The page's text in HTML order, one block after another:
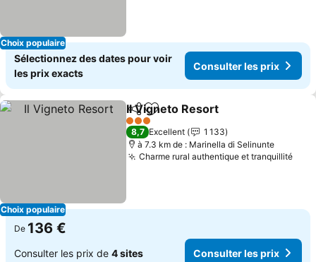
Choix populaire
Sélectionnez des dates pour voir
les prix exacts
Consulter les prix
Choix populaire
PartagerAjouter à mes favoris
Il Vigneto Resort
3 Étoiles
8,7 Excellent
1 133
à 7.3 km de : Marinella di Selinunte
Charme rural authentique et tranquillité
De 136 €
Consulter les prix de 4 sites Consulter les prix